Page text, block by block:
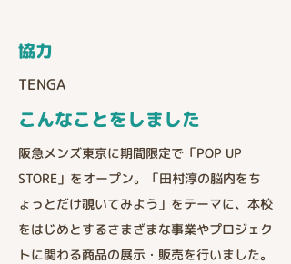
​協力
TENGA
こんなことをしました
阪急メンズ東京に期間限定で「POP UP
STORE」をオープン。「田村淳の脳内をち
ょっとだけ覗いてみよう」をテーマに、本校
をはじめとするさまざまな事業やプロジェク
トに関わる商品の展示・販売を行いました。